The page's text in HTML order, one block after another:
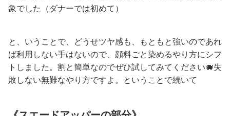
象でした（ダナーでは初めて）
と、いうことで、どうせツヤ感も、もともと強いのであれ
ば利用しない手はないので、顔料ごと染めるやり方にシフ
トしました。割と簡単なのでぜひ試してみてください🐗失
敗しない無難なやり方ですよ。ということで続いて